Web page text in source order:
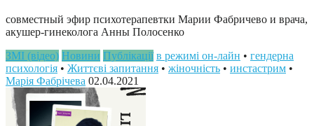
совместный эфир психотерапевтки Марии Фабричево и врача,
акушер-гинеколога Анны Полосенко
ЗМІ (відео) Новини Публікації в режимі он-лайн • гендерна
психологія • Життєві запитання • жіночність • инстастрим •
Марія Фабрічева 02.04.2021